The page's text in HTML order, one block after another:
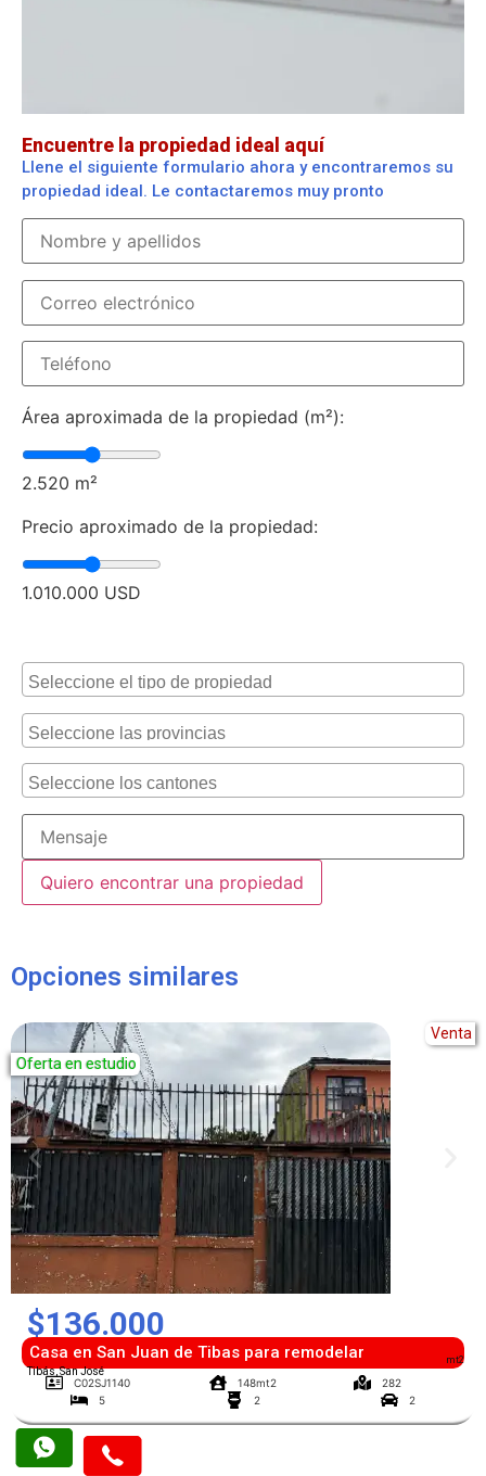
Encuentre la propiedad ideal aquí
Llene el siguiente formulario ahora y encontraremos su
propiedad ideal. Le contactaremos muy pronto
Área aproximada de la propiedad (m²):
2.520 m²
Precio aproximado de la propiedad:
1.010.000 USD
Opciones similares
mt2
Venta
Oferta en estudio
$136.000
Casa en San Juan de Tibas para remodelar
Tibás, San José
C02SJ1140 148mt2
282
5
2 2